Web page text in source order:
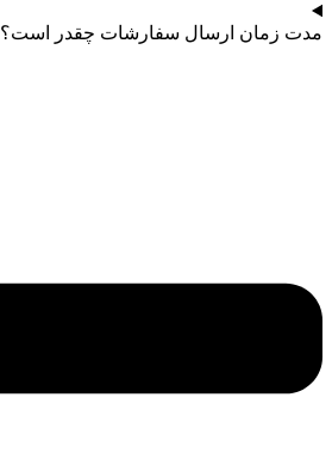
مدت زمان ارسال سفارشات چقدر است؟